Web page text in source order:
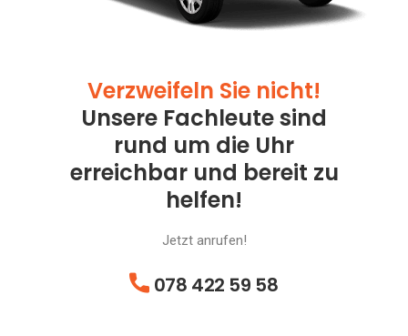
Verzweifeln Sie nicht!
Unsere Fachleute sind
rund um die Uhr
erreichbar und bereit zu
helfen!
Jetzt anrufen!
078 422 59 58